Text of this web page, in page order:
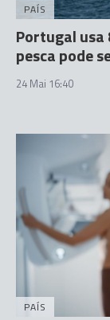
PAÍS
Portugal usa
pesca pode
24 Mai 16:40
PAÍS